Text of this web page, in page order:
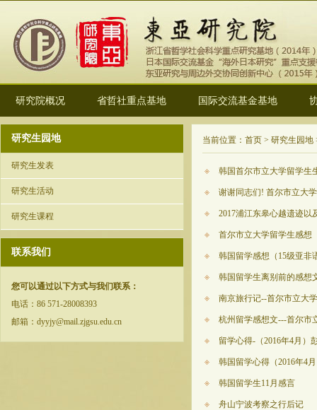
研究院概况 省哲社重点基地 国际交流基金基地
研究生园地
研究生发表
研究生活动
研究生课程
联系我们
您可以通过以下方式与我们联系：
电话：86 571-28008393
邮箱：dyyjy@mail.zjgsu.edu.cn
当前位置：首页 > 研究生园地
韩国首尔市立大学留学生
谢谢同志们! 首尔市立大
2017浦江东皋心越遗迹以
首尔市立大学留学生感想
韩国留学感想（15级亚非
韩国留学生离别前的感想
南京旅行记--首尔市立大
杭州留学感想文---首尔市
留学心得-（2016年4月）
韩国留学心得（2016年4
韩国留学生11月感言
舟山宁波考察之行后记